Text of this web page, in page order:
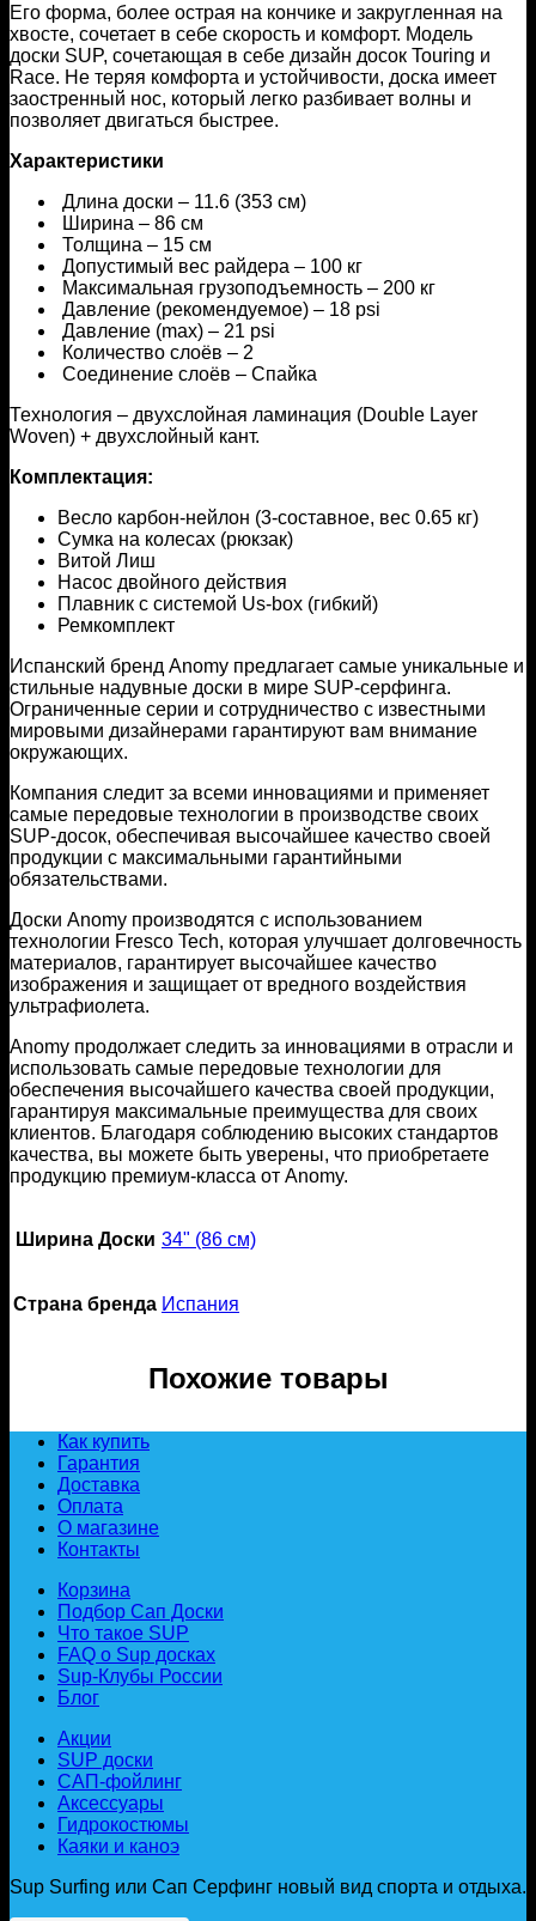
Его форма, более острая на кончике и закругленная на
хвосте, сочетает в себе скорость и комфорт. Модель
доски SUP, сочетающая в себе дизайн досок Touring и
Race. Не теряя комфорта и устойчивости, доска имеет
заостренный нос, который легко разбивает волны и
позволяет двигаться быстрее.
Характеристики
Длина доски – 11.6 (353 см)
Ширина – 86 см
Толщина – 15 см
Допустимый вес райдера – 100 кг
Максимальная грузоподъемность – 200 кг
Давление (рекомендуемое) – 18 psi
Давление (max) – 21 psi
Количество слоёв – 2
Соединение слоёв – Спайка
Технология – двухслойная ламинация (Double Layer
Woven) + двухслойный кант.
Комплектация:
Весло карбон-нейлон (3-составное, вес 0.65 кг)
Сумка на колесах (рюкзак)
Витой Лиш
Насос двойного действия
Плавник с системой Us-box (гибкий)
Ремкомплект
Испанский бренд Anomy предлагает самые уникальные и
стильные надувные доски в мире SUP-серфинга.
Ограниченные серии и сотрудничество с известными
мировыми дизайнерами гарантируют вам внимание
окружающих.
Компания следит за всеми инновациями и применяет
самые передовые технологии в производстве своих
SUP-досок, обеспечивая высочайшее качество своей
продукции с максимальными гарантийными
обязательствами.
Доски Anomy производятся с использованием
технологии Fresco Tech, которая улучшает долговечность
материалов, гарантирует высочайшее качество
изображения и защищает от вредного воздействия
ультрафиолета.
Anomy продолжает следить за инновациями в отрасли и
использовать самые передовые технологии для
обеспечения высочайшего качества своей продукции,
гарантируя максимальные преимущества для своих
клиентов. Благодаря соблюдению высоких стандартов
качества, вы можете быть уверены, что приобретаете
продукцию премиум-класса от Anomy.
Ширина Доски 34" (86 см)
Страна бренда Испания
Похожие товары
Как купить
Гарантия
Доставка
Оплата
О магазине
Контакты
Корзина
Подбор Сап Доски
Что такое SUP
FAQ о Sup досках
Sup-Клубы России
Блог
Акции
SUP доски
САП-фойлинг
Аксессуары
Гидрокостюмы
Каяки и каноэ
Sup Surfing или Сап Серфинг новый вид спорта и отдыха.